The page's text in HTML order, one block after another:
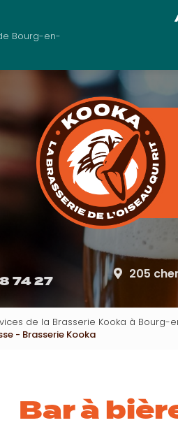
74 27
205
de la Brasserie Kooka à Bourg-
- Brasserie Kooka
Bar à